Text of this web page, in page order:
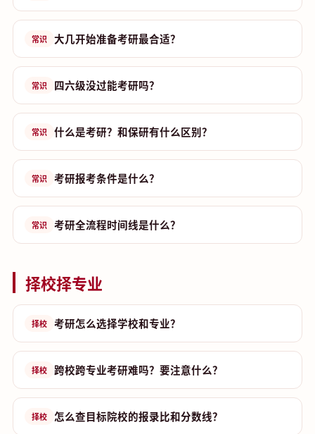
常识 大几开始准备考研最合适？
常识 四六级没过能考研吗？
常识 什么是考研？和保研有什么区别？
常识 考研报考条件是什么？
常识 考研全流程时间线是什么？
择校择专业
择校 考研怎么选择学校和专业？
择校 跨校跨专业考研难吗？要注意什么？
择校 怎么查目标院校的报录比和分数线？